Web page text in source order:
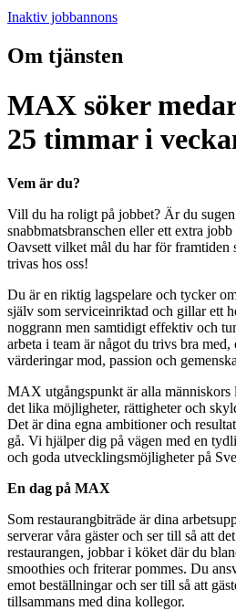
Inaktiv jobbannons
Om tjänsten
MAX söker
25 timmar i
Vem är du?
Vill du ha roligt på jobbet? Är du
snabbmatsbranschen eller ett extra
Oavsett vilket mål du har för framtiden
trivas hos oss!
Du är en riktig lagspelare och tycker
själv som serviceinriktad och gillar ett
noggrann men samtidigt effektiv och
arbeta i team är något du trivs bra med,
värderingar mod, passion och
MAX utgångspunkt är alla människors
det lika möjligheter, rättigheter och
Det är dina egna ambitioner och
gå. Vi hjälper dig på vägen med en
och goda utvecklingsmöjligheter på
En dag på MAX
Som restaurangbiträde är dina
serverar våra gäster och ser till så att
restaurangen, jobbar i köket där du
smoothies och friterar pommes. Du
emot beställningar och ser till så att
tillsammans med dina kollegor.